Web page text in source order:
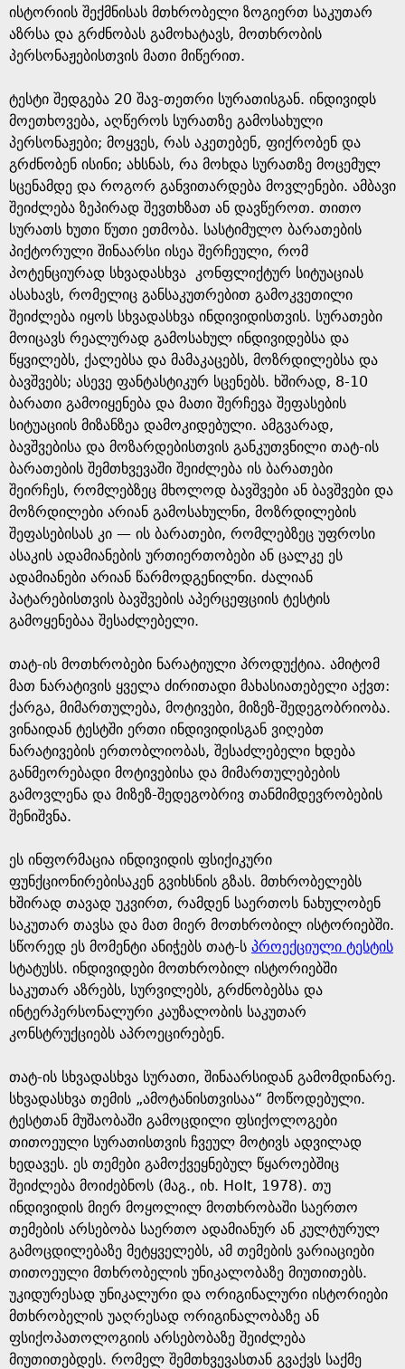
ისტორიის შექმნისას მთხრობელი ზოგიერთ საკუთარ
აზრსა და გრძნობას გამოხატავს, მოთხრობის
პერსონაჟებისთვის მათი მიწერით.
ტესტი შედგება 20 შავ-თეთრი სურათისგან. ინდივიდს
მოეთხოვება, აღწეროს სურათზე გამოსახული
პერსონაჟები; მოყვეს, რას აკეთებენ, ფიქრობენ და
გრძნობენ ისინი; ახსნას, რა მოხდა სურათზე მოცემულ
სცენამდე და როგორ განვითარდება მოვლენები. ამბავი
შეიძლება ზეპირად შევთხზათ ან დავწეროთ. თითო
სურათს ხუთი წუთი ეთმობა. სასტიმულო ბარათების
პიქტორული შინაარსი ისეა შერჩეული, რომ
პოტენციურად სხვადასხვა კონფლიქტურ სიტუაციას
ასახავს, რომელიც განსაკუთრებით გამოკვეთილი
შეიძლება იყოს სხვადასხვა ინდივიდისთვის. სურათები
მოიცავს რეალურად გამოსახულ ინდივიდებსა და
წყვილებს, ქალებსა და მამაკაცებს, მოზრდილებსა და
ბავშვებს; ასევე ფანტასტიკურ სცენებს. ხშირად, 8-10
ბარათი გამოიყენება და მათი შერჩევა შეფასების
სიტუაციის მიზანზეა დამოკიდებული. ამგვარად,
ბავშვებისა და მოზარდებისთვის განკუთვნილი თატ-ის
ბარათების შემთხვევაში შეიძლება ის ბარათები
შეირჩეს, რომლებზეც მხოლოდ ბავშვები ან ბავშვები და
მოზრდილები არიან გამოსახულნი, მოზრდილების
შეფასებისას კი — ის ბარათები, რომლებზეც უფროსი
ასაკის ადამიანების ურთიერთობები ან ცალკე ეს
ადამიანები არიან წარმოდგენილნი. ძალიან
პატარებისთვის ბავშვების აპერცეფციის ტესტის
გამოყენებაა შესაძლებელი.
თატ-ის მოთხრობები ნარატიული პროდუქტია. ამიტომ
მათ ნარატივის ყველა ძირითადი მახასიათებელი აქვთ:
ქარგა, მიმართულება, მოტივები, მიზეზ-შედეგობრიობა.
ვინაიდან ტესტში ერთი ინდივიდისგან ვიღებთ
ნარატივების ერთობლიობას, შესაძლებელი ხდება
განმეორებადი მოტივებისა და მიმართულებების
გამოვლენა და მიზეზ-შედეგობრივ თანმიმდევრობების
შენიშვნა.
ეს ინფორმაცია ინდივიდის ფსიქიკური
ფუნქციონირებისაკენ გვიხსნის გზას. მთხრობელებს
ხშირად თავად უკვირთ, რამდენ საერთოს ნახულობენ
საკუთარ თავსა და მათ მიერ მოთხრობილ ისტორიებში.
სწორედ ეს მომენტი ანიჭებს თატ-ს პროექციული ტესტის
სტატუსს. ინდივიდები მოთხრობილ ისტორიებში
საკუთარ აზრებს, სურვილებს, გრძნობებსა და
ინტერპერსონალური კაუზალობის საკუთარ
კონსტრუქციებს აპროეცირებენ.
თატ-ის სხვადასხვა სურათი, შინაარსიდან გამომდინარე.
სხვადასხვა თემის „ამოტანისთვისაა“ მოწოდებული.
ტესტთან მუშაობაში გამოცდილი ფსიქოლოგები
თითოეული სურათისთვის ჩვეულ მოტივს ადვილად
ხედავეს. ეს თემები გამოქვეყნებულ წყაროებშიც
შეიძლება მოიძებნოს (მაგ., იხ. Holt, 1978). თუ
ინდივიდის მიერ მოყოლილ მოთხრობაში საერთო
თემების არსებობა საერთო ადამიანურ ან კულტურულ
გამოცდილებაზე მეტყველებს, ამ თემების ვარიაციები
თითოეული მთხრობელის უნიკალობაზე მიუთითებს.
უკიდურესად უნიკალური და ორიგინალური ისტორიები
მთხრობელის უაღრესად ორიგინალობაზე ან
ფსიქოპათოლოგიის არსებობაზე შეიძლება
მიუთითებდეს. რომელ შემთხვევასთან გვაქვს საქმე